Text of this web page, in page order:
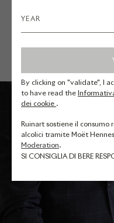
By clicking on "validate", I
to have read the
dei cookie .
Ruinart sostiene il consumo
alcolici tramite Moët
Moderation.
SI CONSIGLIA DI BERE